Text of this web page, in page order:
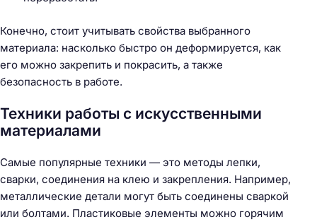
Конечно, стоит учитывать свойства выбранного
материала: насколько быстро он деформируется, как
его можно закрепить и покрасить, а также
безопасность в работе.
Техники работы с искусственными
материалами
Самые популярные техники — это методы лепки,
сварки, соединения на клею и закрепления. Например,
металлические детали могут быть соединены сваркой
или болтами. Пластиковые элементы можно горячим